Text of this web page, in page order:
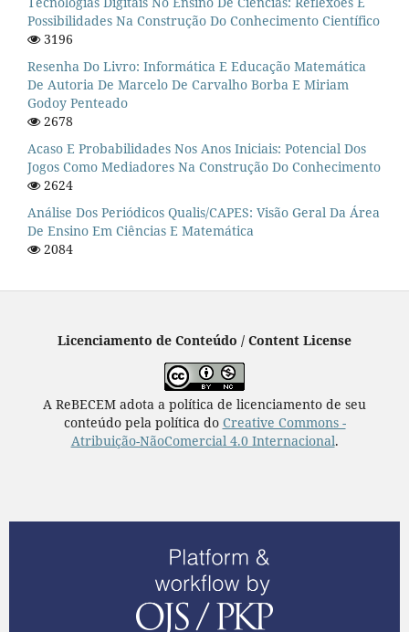
Possibilidades Na Construção Do Conhecimento Científico
3196
Resenha Do Livro: Informática E Educação Matemática
De Autoria De Marcelo De Carvalho Borba E Miriam
Godoy Penteado
2678
Acaso E Probabilidades Nos Anos Iniciais: Potencial Dos
Jogos Como Mediadores Na Construção Do Conhecimento
2624
Análise Dos Periódicos Qualis/CAPES: Visão Geral Da Área
De Ensino Em Ciências E Matemática
2084
Licenciamento de Conteúdo / Content License
A ReBECEM adota a política de licenciamento de seu
conteúdo pela política do Creative Commons -
Atribuição-NãoComercial 4.0 Internacional.